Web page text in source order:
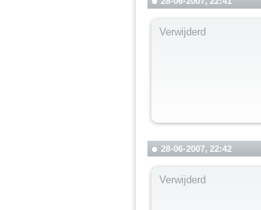
Verwijderd
28-06-2007, 22:42
Verwijderd